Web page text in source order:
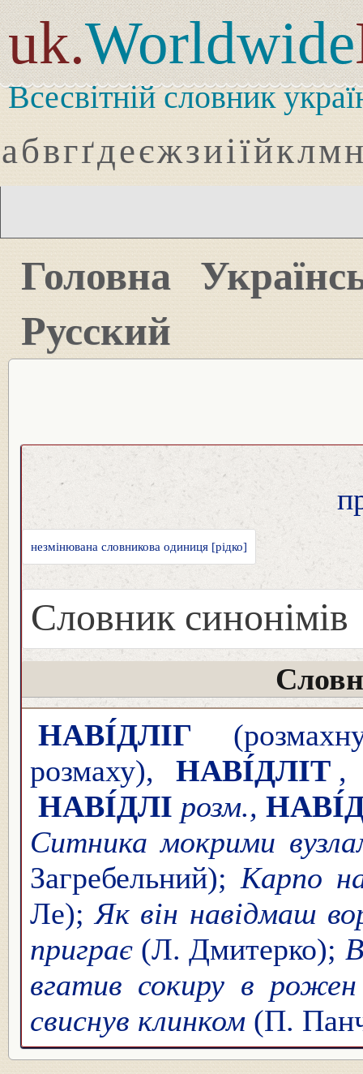
uk.Worldwide
Всесвітній словник
абвгґдеєжзиіїйклмн
Головна
Русский
незмінювана словникова одиниця [рідко]
Словник синонімів
НАВІ́ДЛІГ
розмаху),
НАВІ́ДЛІТ ,
НАВІ́ДЛІ розм.,
Ситника мокрими
Загребельний);Карпо
Ле);Як він навідмаш
приграє (Л. Дмитерко);
вгатив сокиру в рожен
свиснув клинком (П.